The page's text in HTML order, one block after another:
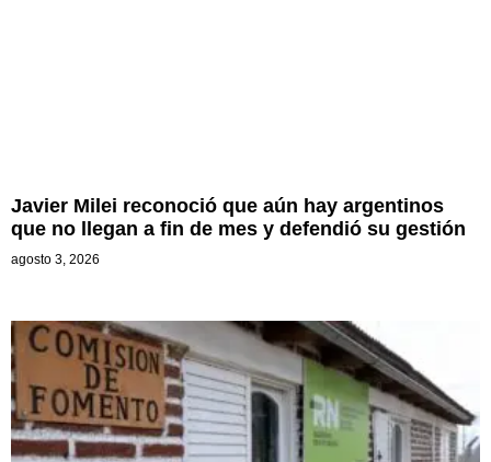
Javier Milei reconoció que aún hay argentinos
que no llegan a fin de mes y defendió su gestión
agosto 3, 2026